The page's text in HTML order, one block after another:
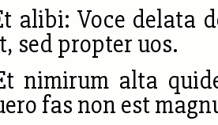
alibi: Voce delata
sed propter uos.
nimirum alta
fas non est